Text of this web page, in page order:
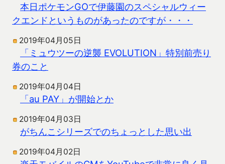
本日ポケモンGOで伊藤園のスペシャルウィー
クエンドというものがあったのですが・・・
2019年04月05日
「ミュウツーの逆襲 EVOLUTION」特別前売り
券のこと
2019年04月04日
「au PAY」が開始とか
2019年04月03日
がちんこシリーズでのちょっとした思い出
2019年04月02日